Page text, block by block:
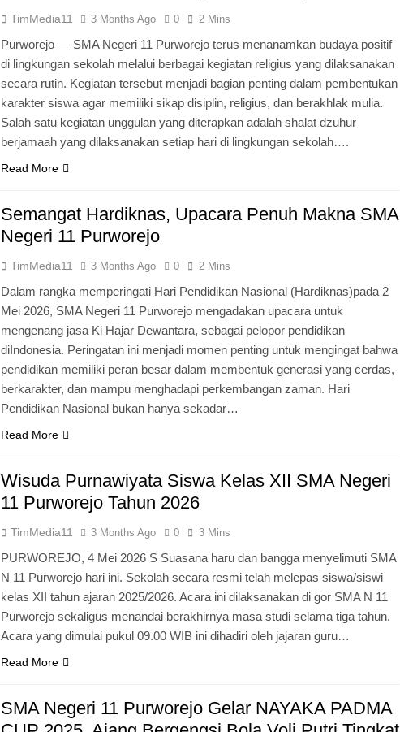
TimMedia11 3 Months Ago 0 2 Mins
Purworejo — SMA Negeri 11 Purworejo terus menanamkan budaya positif
di lingkungan sekolah melalui berbagai kegiatan religius yang dilaksanakan
secara rutin. Kegiatan tersebut menjadi bagian penting dalam pembentukan
karakter siswa agar memiliki sikap disiplin, religius, dan berakhlak mulia.
Salah satu kegiatan unggulan yang diterapkan adalah shalat dzuhur
berjamaah yang dilaksanakan setiap hari di lingkungan sekolah….
Read More
Semangat Hardiknas, Upacara Penuh Makna SMA
Negeri 11 Purworejo
TimMedia11 3 Months Ago 0 2 Mins
Dalam rangka memperingati Hari Pendidikan Nasional (Hardiknas)pada 2
Mei 2026, SMA Negeri 11 Purworejo mengadakan upacara untuk
mengenang jasa Ki Hajar Dewantara, sebagai pelopor pendidikan
diIndonesia. Peringatan ini menjadi momen penting untuk mengingat bahwa
pendidikan memiliki peran besar dalam membentuk generasi yang cerdas,
berkarakter, dan mampu menghadapi perkembangan zaman. Hari
Pendidikan Nasional bukan hanya sekadar…
Read More
Wisuda Purnawiyata Siswa Kelas XII SMA Negeri
11 Purworejo Tahun 2026
TimMedia11 3 Months Ago 0 3 Mins
PURWOREJO, 4 Mei 2026 S Suasana haru dan bangga menyelimuti SMA
N 11 Purworejo hari ini. Sekolah secara resmi telah melepas siswa/siswi
kelas XII tahun ajaran 2025/2026. Acara ini dilaksanakan di gor SMA N 11
Purworejo sekaligus menandai berakhirnya masa studi selama tiga tahun.
Acara yang dimulai pukul 09.00 WIB ini dihadiri oleh jajaran guru…
Read More
SMA Negeri 11 Purworejo Gelar NAYAKA PADMA